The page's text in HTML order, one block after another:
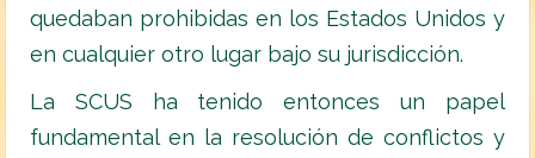
quedaban prohibidas en los Estados Unidos y
en cualquier otro lugar bajo su jurisdicción.
La SCUS ha tenido entonces un papel
fundamental en la resolución de conflictos y